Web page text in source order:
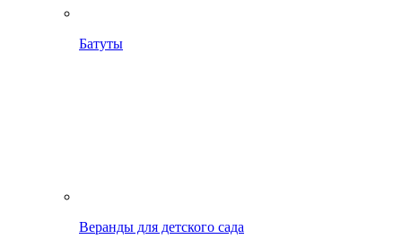
Батуты
Веранды для детского сада